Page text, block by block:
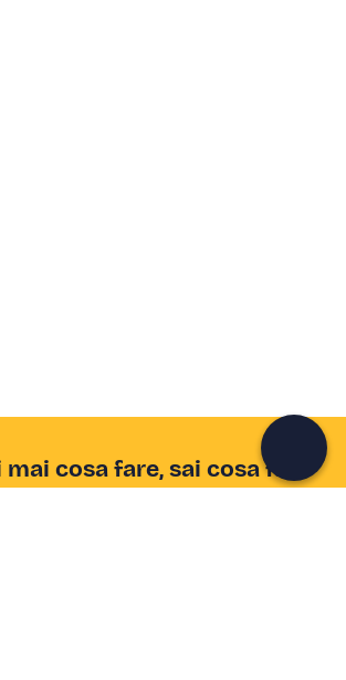
cosa fare, sai cosa fare